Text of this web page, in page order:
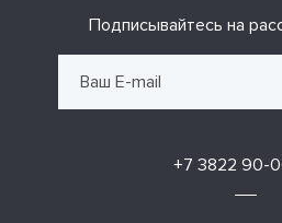
Подписывайтесь на
+7 3822 90-